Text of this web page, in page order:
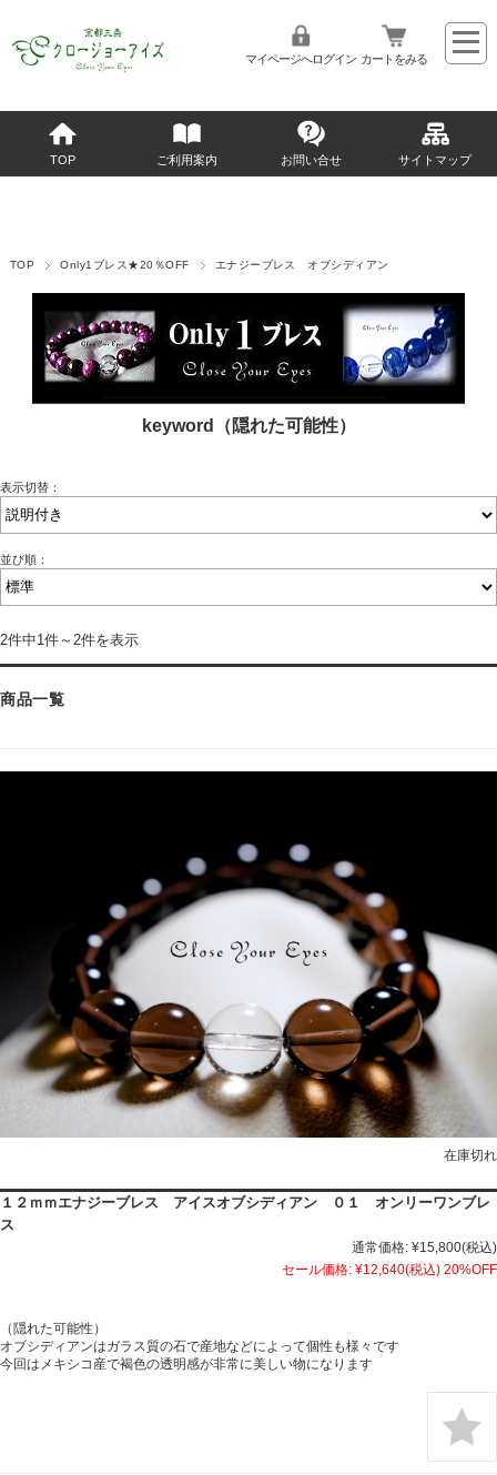
マイページへログイン カートをみる
TOP ご利用案内 お問い合せ サイトマップ
TOP Only1ブレス★20％OFF エナジーブレス オブシディアン
keyword（隠れた可能性）
表示切替：
並び順：
2件中1件～2件を表示
商品一覧
在庫切れ
１２ｍｍエナジーブレス アイスオブシディアン ０１ オンリーワンブレ
ス
通常価格: ¥15,800(税込)
セール価格: ¥12,640(税込) 20%OFF
（隠れた可能性）
オブシディアンはガラス質の石で産地などによって個性も様々です
今回はメキシコ産で褐色の透明感が非常に美しい物になります